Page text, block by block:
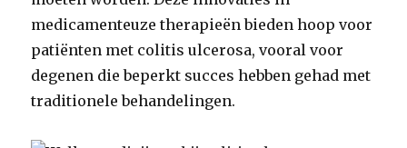
medicamenteuze therapieën bieden hoop voor
patiënten met colitis ulcerosa, vooral voor
degenen die beperkt succes hebben gehad met
traditionele behandelingen.